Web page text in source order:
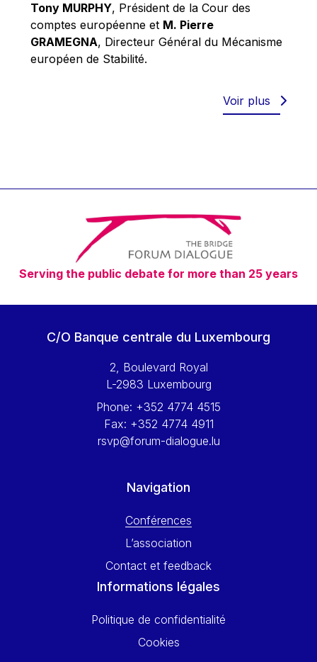
Richard Pelly
Robert Goebbels
Robert REYNDERS
Timothy Radcliffe
Vaclav Klaus
Vassilios Skouris
Vítor Manuel da Silva Caldeira
Viviane Reding
Walter Hagg
Wolfgang Ketterle
Yossi Beillin
Yves FRANCHET
Tony MURPHY, Président de la Cour des
comptes européenne et M. Pierre
GRAMEGNA, Directeur Général du Mécanisme
européen de Stabilité.
Voir plus
Serving the public debate for more than 25 years
C/O Banque centrale du Luxembourg
2, Boulevard Royal
L-2983 Luxembourg
Phone: +352 4774 4515
Fax: +352 4774 4911
rsvp@forum-dialogue.lu
Navigation
Conférences
L’association
Contact et feedback
Informations légales
Politique de confidentialité
Cookies